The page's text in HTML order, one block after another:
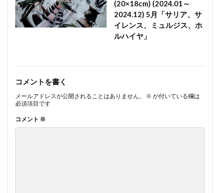
(20×18cm) (2024.01～
2024.12) 5月「サリア、サ
イレンス、ミュルジス、ホ
ルハイヤ」
コメントを書く
メールアドレスが公開されることはありません。 ※ が付いている欄は
必須項目です
コメント ※